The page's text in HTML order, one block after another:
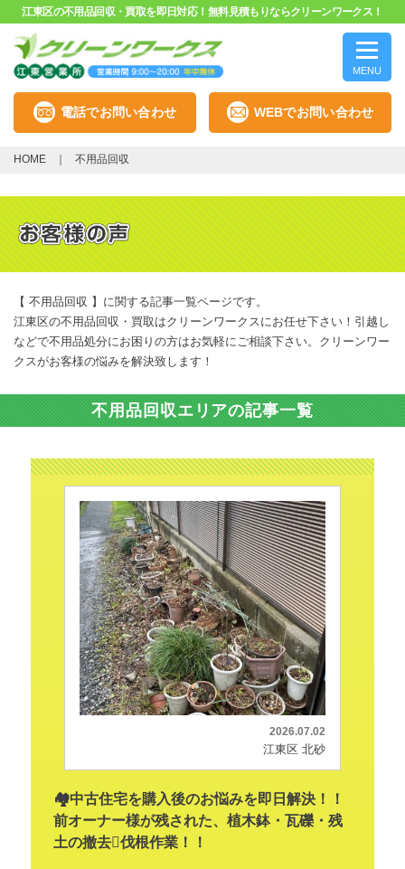
江東区の不用品回収・買取を即日対応！無料見積もりならクリーンワークス！
MENU
電話でお問い合わせ WEBでお問い合わせ
HOME 不用品回収
【 不用品回収 】に関する記事一覧ページです。
江東区の不用品回収・買取はクリーンワークスにお任せ下さい！引越し
などで不用品処分にお困りの方はお気軽にご相談下さい。クリーンワー
クスがお客様の悩みを解決致します！
不用品回収エリアの記事一覧
2026.07.02
江東区 北砂
🏘️中古住宅を購入後のお悩みを即日解決！！
前オーナー様が残された、植木鉢・瓦礫・残
土の撤去🪏伐根作業！！